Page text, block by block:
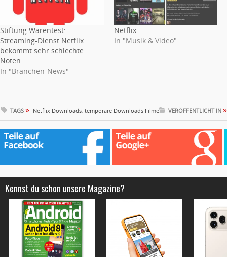
Stiftung Warentest:
Streaming-Dienst Netflix
bekommt sehr schlechte
Noten
In "Branchen-News"
Netflix
In "Musik & Video"
TAGS » Netflix Downloads, temporäre Downloads Filme VERÖFFENTLICHT IN »
Kennst du schon unsere Magazine?